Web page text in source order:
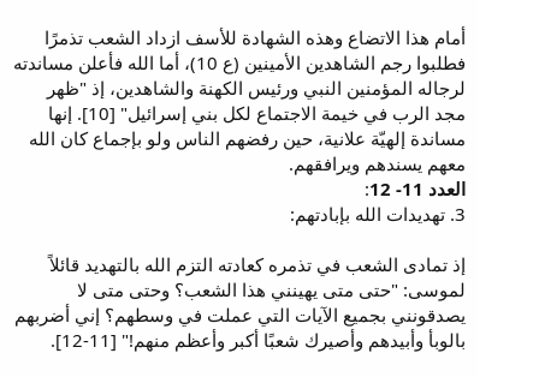
أمام هذا الاتضاع وهذه الشهادة للأسف ازداد الشعب تذمرًا
فطلبوا رجم الشاهدين الأمينين (ع 10)، أما الله فأعلن مساندته
لرجاله المؤمنين النبي ورئيس الكهنة والشاهدين، إذ "ظهر
مجد الرب في خيمة الاجتماع لكل بني إسرائيل" [10]. إنها
مساندة إلهيّة علانية، حين رفضهم الناس ولو بإجماع كان الله
معهم يسندهم ويرافقهم.
العدد 11- 12
:
3. تهديدات الله بإبادتهم:
إذ تمادى الشعب في تذمره كعادته التزم الله بالتهديد قائلاً
لموسى: "حتى متى يهينني هذا الشعب؟ وحتى متى لا
يصدقونني بجميع الآيات التي عملت في وسطهم؟ إني أضربهم
بالوبأ وأبيدهم وأصيرك شعبًا أكبر وأعظم منهم!" [11-12].